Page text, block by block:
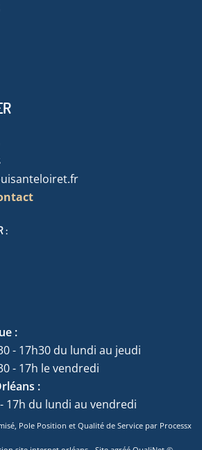
:
:
- 17h30 du lundi au jeudi
- 17h le vendredi
:
17h du lundi au vendredi
Pole Position et Qualité de Service par Processx